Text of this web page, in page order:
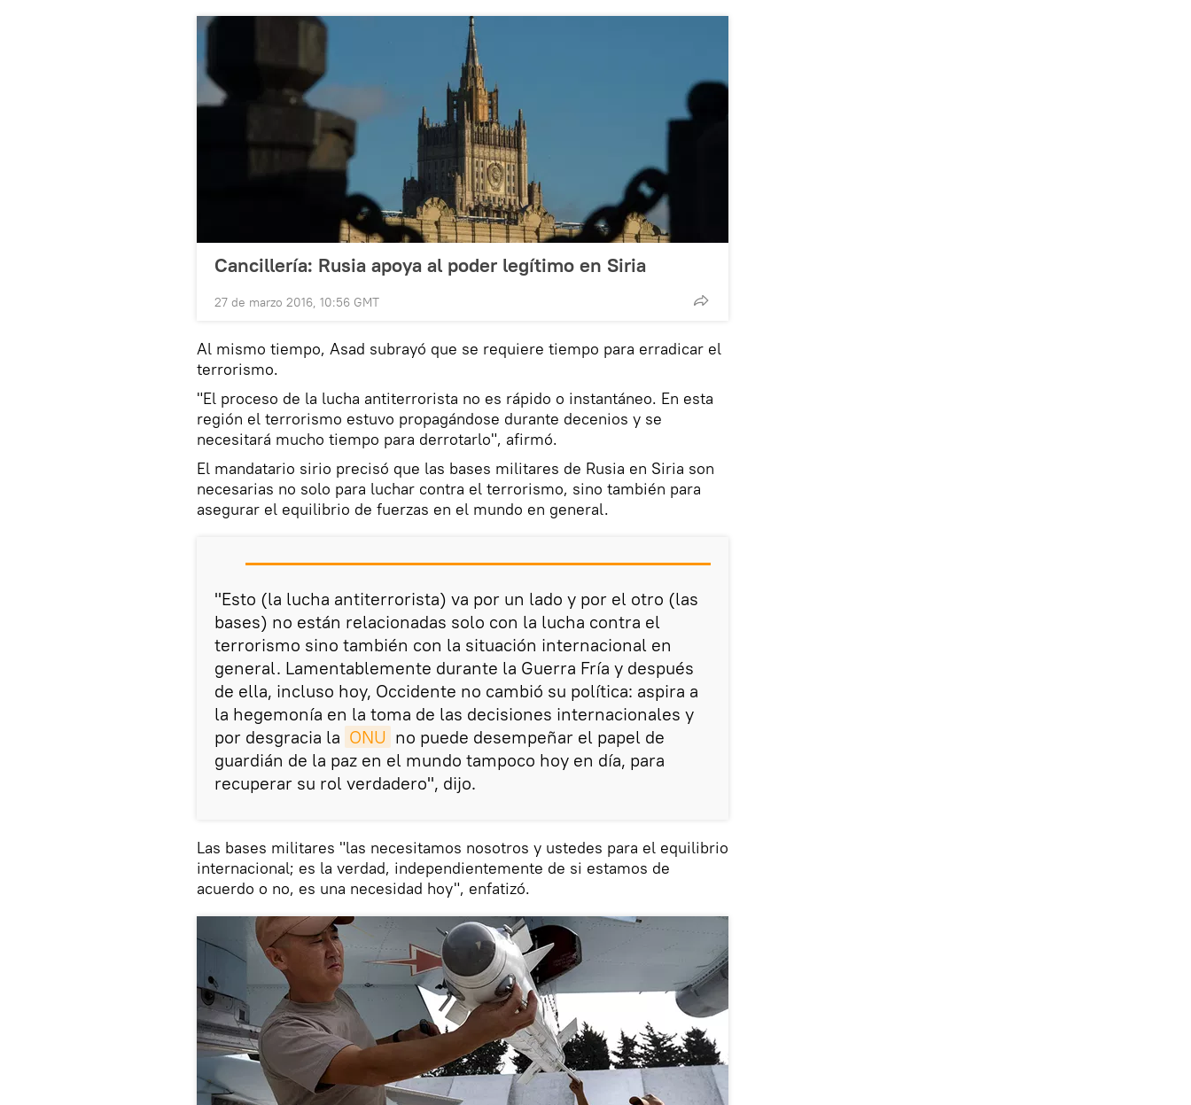
Cancillería: Rusia apoya al poder legítimo en Siria
27 de marzo 2016, 10:56 GMT
Al mismo tiempo, Asad subrayó que se requiere tiempo para erradicar el
terrorismo.
"El proceso de la lucha antiterrorista no es rápido o instantáneo. En esta
región el terrorismo estuvo propagándose durante decenios y se
necesitará mucho tiempo para derrotarlo", afirmó.
El mandatario sirio precisó que las bases militares de Rusia en Siria son
necesarias no solo para luchar contra el terrorismo, sino también para
asegurar el equilibrio de fuerzas en el mundo en general.
"Esto (la lucha antiterrorista) va por un lado y por el otro (las
bases) no están relacionadas solo con la lucha contra el
terrorismo sino también con la situación internacional en
general. Lamentablemente durante la Guerra Fría y después
de ella, incluso hoy, Occidente no cambió su política: aspira a
la hegemonía en la toma de las decisiones internacionales y
por desgracia la ONU no puede desempeñar el papel de
guardián de la paz en el mundo tampoco hoy en día, para
recuperar su rol verdadero", dijo.
Las bases militares "las necesitamos nosotros y ustedes para el equilibrio
internacional; es la verdad, independientemente de si estamos de
acuerdo o no, es una necesidad hoy", enfatizó.